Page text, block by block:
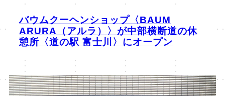
バウムクーヘンショップ〈BAUM
ARURA（アルラ）〉が中部横断道の休
憩所〈道の駅 富士川〉にオープン